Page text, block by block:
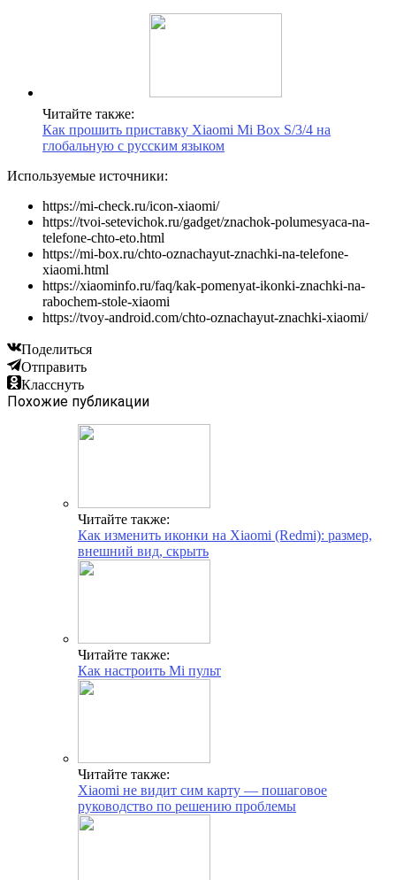
Читайте также:
Как прошить приставку Xiaomi Mi Box S/3/4 на
глобальную с русским языком
Используемые источники:
https://mi-check.ru/icon-xiaomi/
https://tvoi-setevichok.ru/gadget/znachok-polumesyaca-na-
telefone-chto-eto.html
https://mi-box.ru/chto-oznachayut-znachki-na-telefone-
xiaomi.html
https://xiaominfo.ru/faq/kak-pomenyat-ikonki-znachki-na-
rabochem-stole-xiaomi
https://tvoy-android.com/chto-oznachayut-znachki-xiaomi/
Поделиться
Отправить
Класснуть
Похожие публикации
Читайте также:
Как изменить иконки на Xiaomi (Redmi): размер,
внешний вид, скрыть
Читайте также:
Как настроить Mi пульт
Читайте также:
Xiaomi не видит сим карту — пошаговое
руководство по решению проблемы